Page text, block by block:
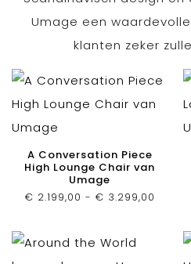
Umage een
klanten zeker
A Conversation Piece
High Lounge Chair van
Umage
€ 2.199,00 - € 3.299,00